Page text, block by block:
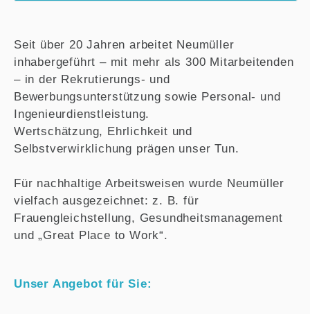
Seit über 20 Jahren arbeitet Neumüller
inhabergeführt – mit mehr als 300 Mitarbeitenden
– in der Rekrutierungs- und
Bewerbungsunterstützung sowie Personal- und
Ingenieurdienstleistung.
Wertschätzung, Ehrlichkeit und
Selbstverwirklichung prägen unser Tun.
Für nachhaltige Arbeitsweisen wurde Neumüller
vielfach ausgezeichnet: z. B. für
Frauengleichstellung, Gesundheitsmanagement
und „Great Place to Work“.
Unser Angebot für Sie: